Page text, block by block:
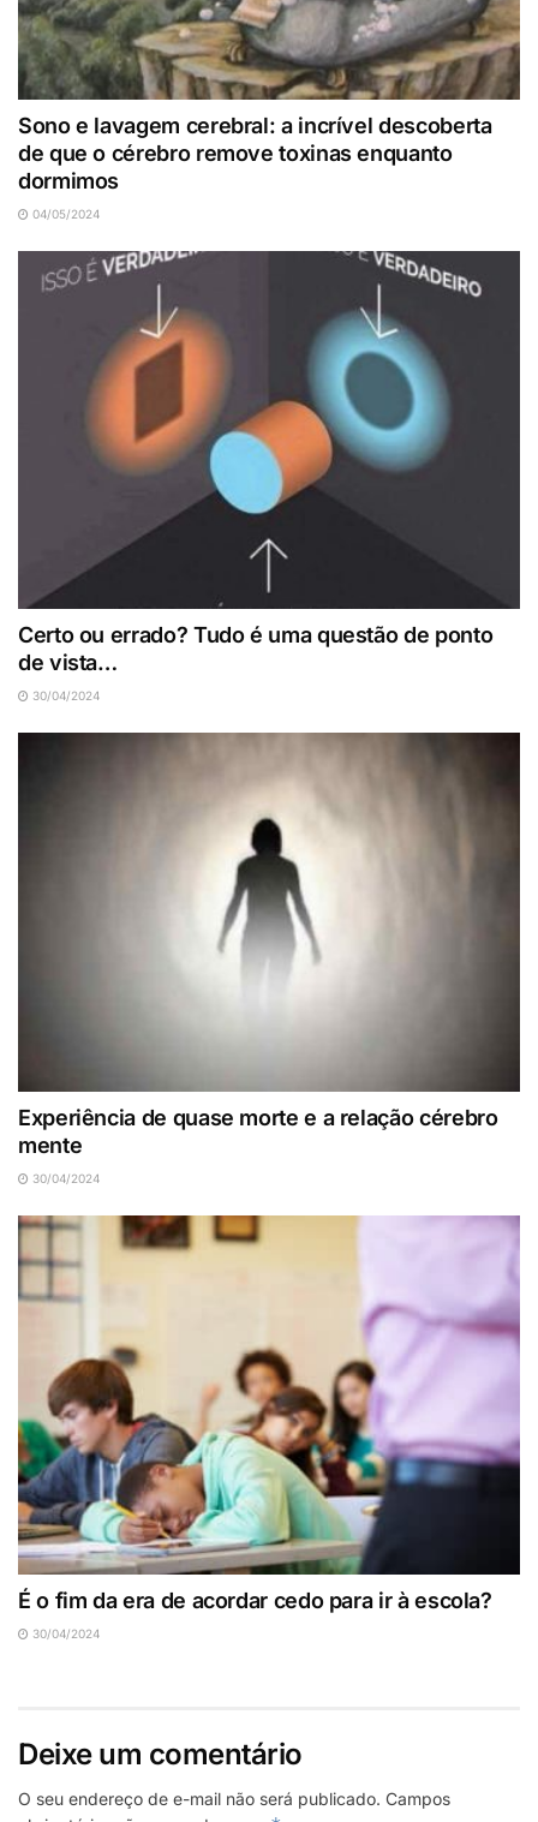
Sono e lavagem cerebral: a incrível descoberta
de que o cérebro remove toxinas enquanto
dormimos
04/05/2024
Certo ou errado? Tudo é uma questão de ponto
de vista…
30/04/2024
Experiência de quase morte e a relação cérebro
mente
30/04/2024
É o fim da era de acordar cedo para ir à escola?
30/04/2024
Deixe um comentário
O seu endereço de e-mail não será publicado. Campos